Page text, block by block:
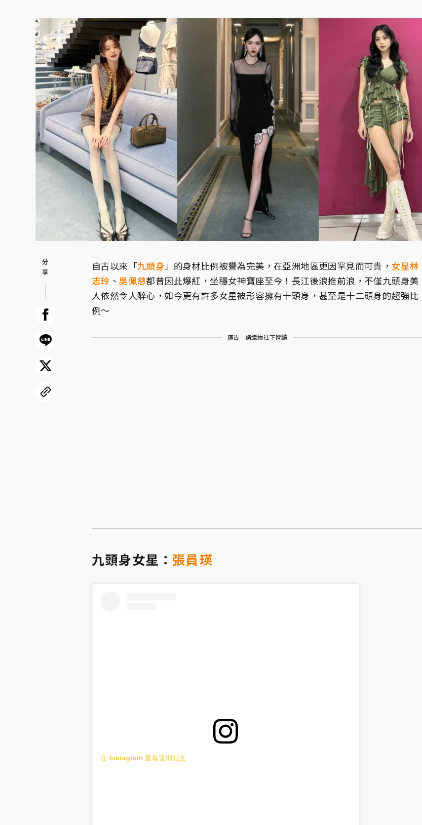
自古以來「九頭身 」的身材比例被譽為完美，在亞洲地區更因罕見而可貴， 女星林
志玲 、吳佩慈都曾因此爆紅，坐穩女神寶座至今！長江後浪推前浪，不僅九頭身美
人依然令人醉心，如今更有許多女星被形容擁有十頭身，甚至是十二頭身的超強比
例～
廣告 - 請繼續往下閱讀
九頭身女星： 張員瑛
在 Instagram 查看這則貼文